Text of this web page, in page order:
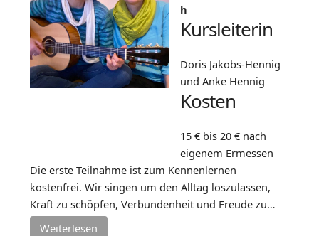
h
Kursleiterin
Doris Jakobs-Hennig
und Anke Hennig
Kosten
15 € bis 20 € nach
eigenem Ermessen
Die erste Teilnahme ist zum Kennenlernen
kostenfrei. Wir singen um den Alltag loszulassen,
Kraft zu schöpfen, Verbundenheit und Freude zu…
Weiterlesen